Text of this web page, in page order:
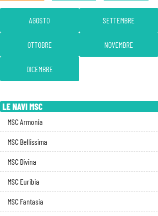
AGOSTO SETTEMBRE
OTTOBRE NOVEMBRE
DICEMBRE
LE NAVI MSC
MSC Armonia
MSC Bellissima
MSC Divina
MSC Euribia
MSC Fantasia